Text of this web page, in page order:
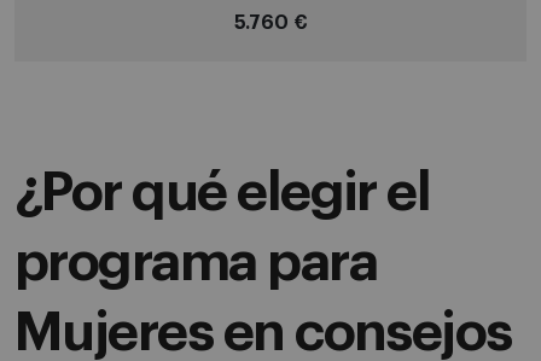
5.760 €
¿Por qué elegir el
programa para
Mujeres en consejos